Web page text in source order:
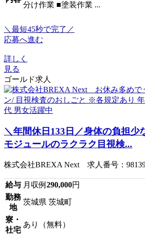
分け作業 ■塗装作業 ...
＼最短45秒で完了／
応募へ進む
詳しく
見る
ゴールド求人
＼年間休日133日／身体の負担少
モジュールのラクラク目視検...
株式会社BREXA Next 求人番号：
給与 月収例 290,000円
勤務
地
茨城県 茨城町
寮・
社宅
あり（無料）